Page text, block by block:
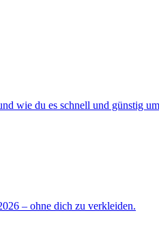
wie du es schnell und günstig
– ohne dich zu verkleiden.